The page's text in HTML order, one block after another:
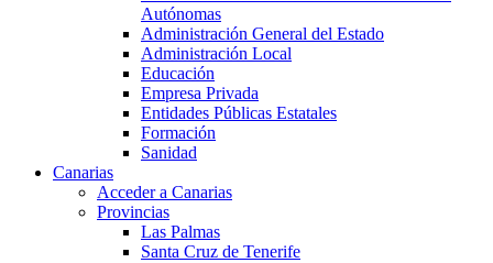
Autónomas
Administración General del Estado
Administración Local
Educación
Empresa Privada
Entidades Públicas Estatales
Formación
Sanidad
Canarias
Acceder a Canarias
Provincias
Las Palmas
Santa Cruz de Tenerife